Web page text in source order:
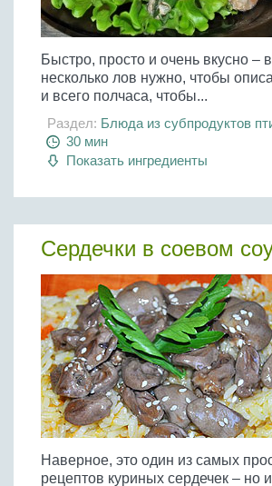
Быстро, просто и очень вкусно –
несколько лов нужно, чтобы
и всего полчаса, чтобы...
Раздел: Блюда из субпродуктов
30 мин
Показать ингредиенты
Сердечки в соевом
Наверное, это один из самых
рецептов куриных сердечек – но